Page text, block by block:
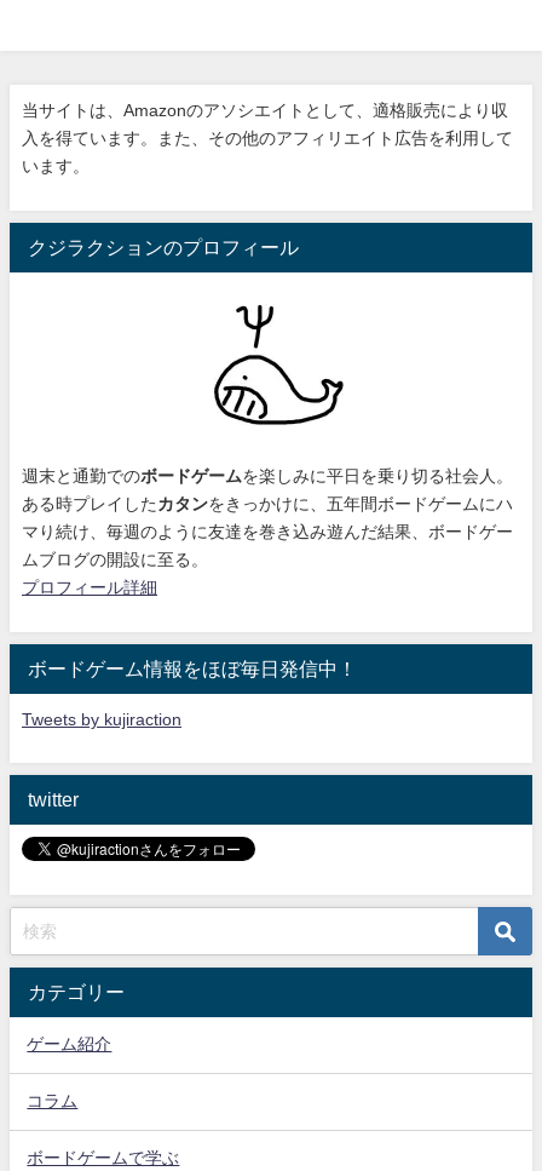
当サイトは、Amazonのアソシエイトとして、適格販売により収
入を得ています。また、その他のアフィリエイト広告を利用して
います。
クジラクションのプロフィール
週末と通勤でのボードゲームを楽しみに平日を乗り切る社会人。
ある時プレイした カタンをきっかけに、 五年間ボードゲームにハ
マり続け 、毎週のように友達を巻き込み遊んだ結果、ボードゲー
ムブログの開設に至る。
プロフィール詳細
ボードゲーム情報をほぼ毎日発信中！
Tweets by kujiraction
twitter
カテゴリー
ゲーム紹介
コラム
ボードゲームで学ぶ